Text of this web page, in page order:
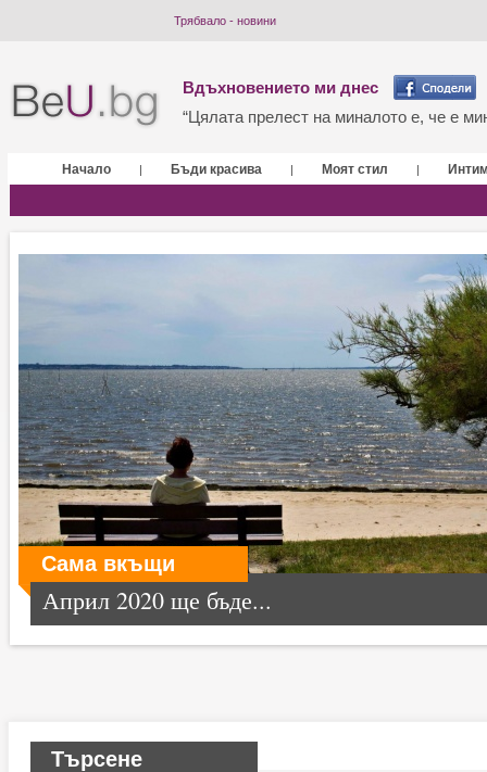
Трябвало - новини
Вдъхновението ми днес
“Цялата прелест на миналото е, че е
Начало | Бъди красива | Моят стил |
Сама вкъщи
Април 2020 ще бъде...
Търсене